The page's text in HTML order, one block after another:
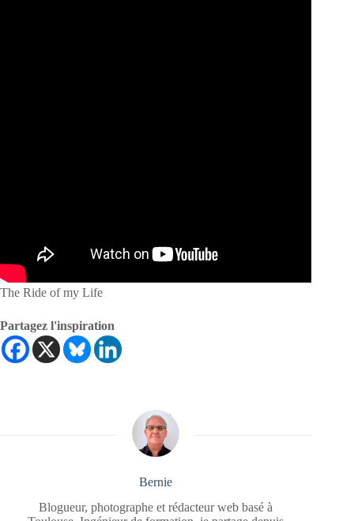
The Ride of my Life
Partagez l'inspiration
Bernie
Blogueur, photographe et rédacteur web basé à